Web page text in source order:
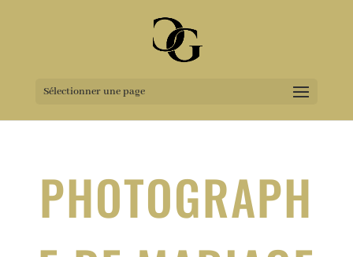
Sélectionner une page
PHOTOGRAPH